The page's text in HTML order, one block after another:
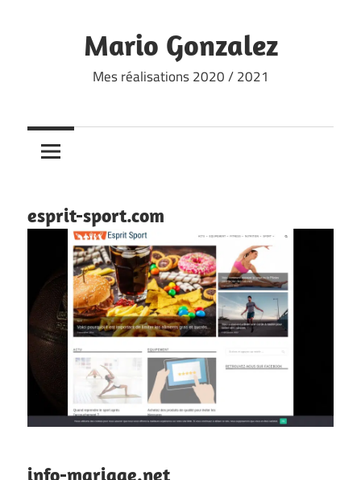
Mario Gonzalez
Mes réalisations 2020 / 2021
esprit-sport.com
info-mariage.net